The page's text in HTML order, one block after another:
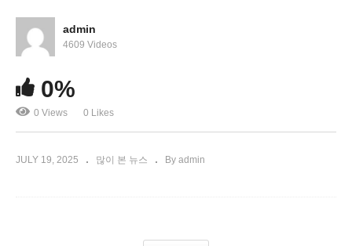
ICE, 8천만 메디케이드 데이터로 불법체류자 포착해
체포 추방한다
admin
4609 Videos
0%
0 Views 0 Likes
JULY 19, 2025 많이 본 뉴스 By admin